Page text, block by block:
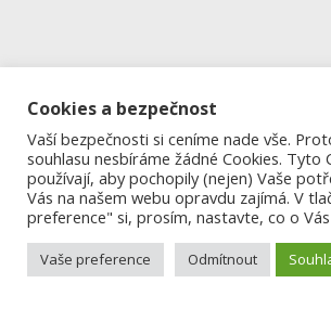
Cookies a bezpečnost
Vaší bezpečnosti si ceníme nade vše.
souhlasu nesbíráme žádné Cookies. Tyto
používají, aby pochopily (nejen) Vaše
Vás na našem webu opravdu zajímá. V
preference" si, prosím, nastavte, co o
Vaše preference Odmítnout